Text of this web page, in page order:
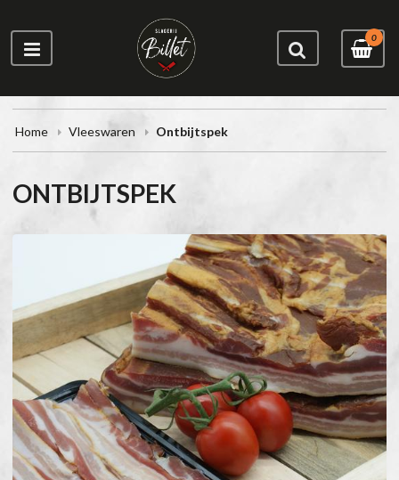
0
Home Vleeswaren Ontbijtspek
ONTBIJTSPEK